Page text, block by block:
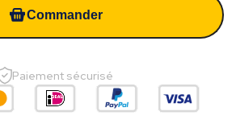
Commander
Paiement sécurisé